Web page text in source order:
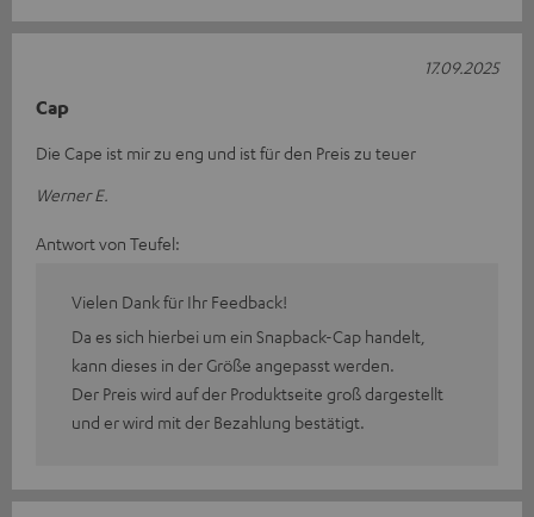
Cap
Die Cape ist mir zu eng und ist für den Preis zu teuer
Werner E.
17.09.2025
Antwort von Teufel:
Vielen Dank für Ihr Feedback!
Da es sich hierbei um ein Snapback-Cap handelt,
kann dieses in der Größe angepasst werden.
Der Preis wird auf der Produktseite groß dargestellt
und er wird mit der Bezahlung bestätigt.